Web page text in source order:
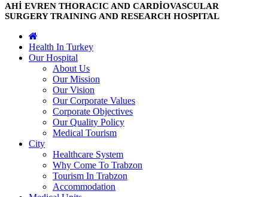
AHİ EVREN THORACIC AND CARDİOVASCULAR
SURGERY TRAINING AND RESEARCH HOSPITAL
Health In Turkey
Our Hospital
About Us
Our Mission
Our Vision
Our Corporate Values
Corporate Objectives
Our Quality Policy
Medical Tourism
City
Healthcare System
Why Come To Trabzon
Tourism In Trabzon
Accommodation